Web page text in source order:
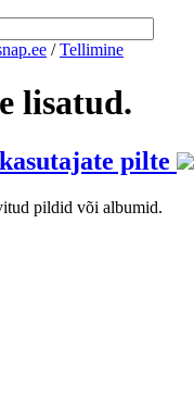
/ Tellimine
lisatud.
pilte
pildid või albumid.